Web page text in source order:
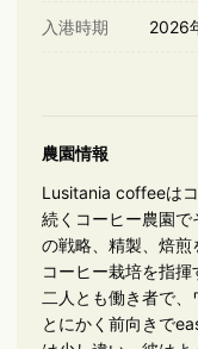
入港時期 2026
農園情報
Lusitania coffeeは
続くコーヒー農園
の戦略、精製、焙煎
コーヒー栽培を指揮
二人とも働き者で、
とにかく前向きで